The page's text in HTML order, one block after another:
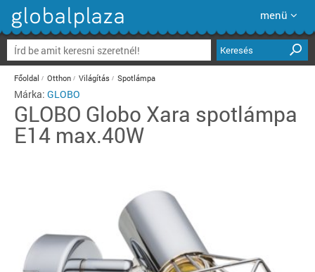
menü
Keresés
Főoldal Otthon Világítás Spotlámpa
Márka: GLOBO
GLOBO Globo Xara spotlámpa
E14 max.40W